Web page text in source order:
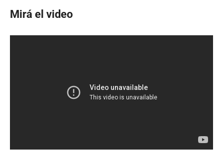
Mirá el video